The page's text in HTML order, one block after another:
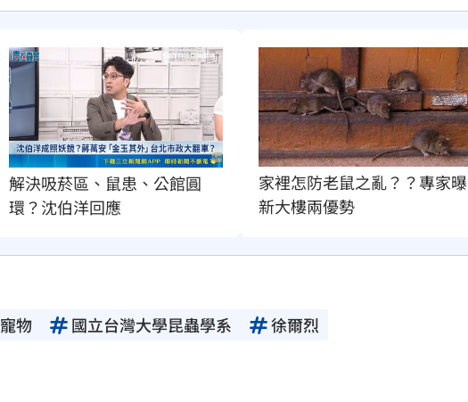
解決吸菸區、鼠患、公館圓
環？沈伯洋回應
家裡怎防老鼠之亂？？專家曝
新大樓兩優勢
寵物 國立台灣大學昆蟲學系 徐爾烈